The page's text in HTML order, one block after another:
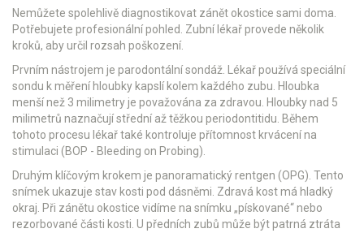
Nemůžete spolehlivě diagnostikovat zánět okostice sami doma.
Potřebujete profesionální pohled. Zubní lékař provede několik
kroků, aby určil rozsah poškození.
Prvním nástrojem je parodontální sondáž . Lékař používá speciální
sondu k měření hloubky kapslí kolem každého zubu. Hloubka
menší než 3 milimetry je považována za zdravou. Hloubky nad 5
milimetrů naznačují střední až těžkou periodontitidu. Během
tohoto procesu lékař také kontroluje přítomnost krvácení na
stimulaci (BOP - Bleeding on Probing).
Druhým klíčovým krokem je panoramatický rentgen (OPG). Tento
snímek ukazuje stav kosti pod dásněmi. Zdravá kost má hladký
okraj. Při zánětu okostice vidíme na snímku „pískované“ nebo
rezorbované části kosti. U předních zubů může být patrná ztráta